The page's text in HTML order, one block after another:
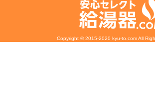
Copyright © 2015-2020 kyu-to.com All